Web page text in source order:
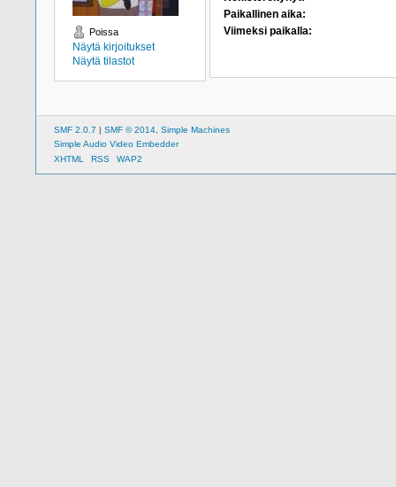
Poissa
Näytä kirjoitukset
Näytä tilastot
Paikallinen aika:
Viimeksi paikalla:
SMF 2.0.7 | SMF © 2014 Simple Machines
Simple Audio Video Embedder
XHTML
RSS WAP2